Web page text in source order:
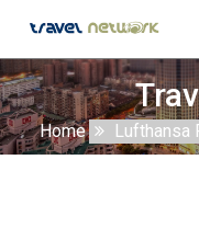
Home Lufthansa